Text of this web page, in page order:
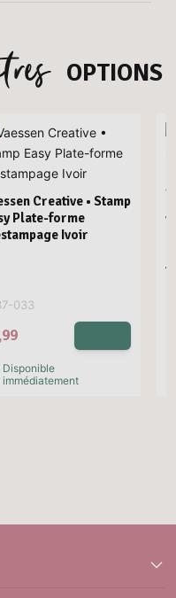
OPTIONS
Creative • Stamp
Plate-forme
Ivoir
033
Disponible
immédiatement